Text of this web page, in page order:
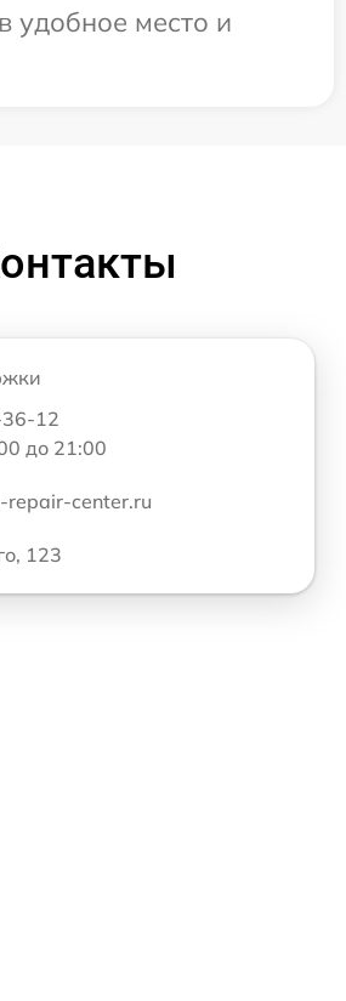
удобное место и
12
до 21:00
repair-center.ru
123